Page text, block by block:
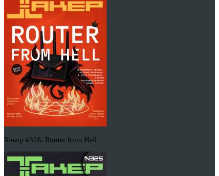
Хакер #326. Router from Hell